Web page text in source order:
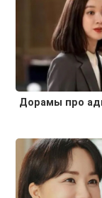
Дорамы про